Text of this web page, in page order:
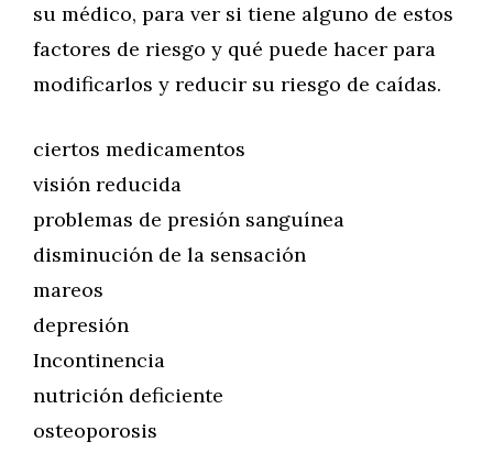
su médico, para ver si tiene alguno de estos
factores de riesgo y qué puede hacer para
modificarlos y reducir su riesgo de caídas.
ciertos medicamentos
visión reducida
problemas de presión sanguínea
disminución de la sensación
mareos
depresión
Incontinencia
nutrición deficiente
osteoporosis